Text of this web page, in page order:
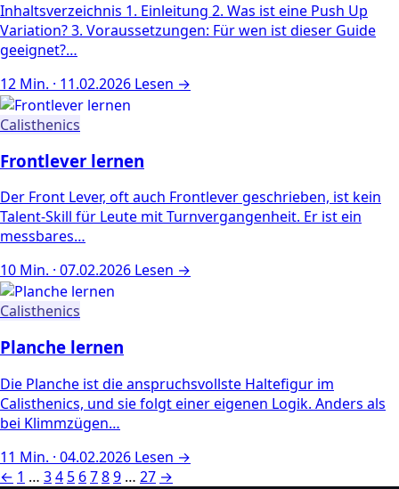
Inhaltsverzeichnis 1. Einleitung 2. Was ist eine Push Up
Variation? 3. Voraussetzungen: Für wen ist dieser Guide
geeignet?…
12 Min. · 11.02.2026 Lesen →
Calisthenics
Frontlever lernen
Der Front Lever, oft auch Frontlever geschrieben, ist kein
Talent-Skill für Leute mit Turnvergangenheit. Er ist ein
messbares…
10 Min. · 07.02.2026 Lesen →
Calisthenics
Planche lernen
Die Planche ist die anspruchsvollste Haltefigur im
Calisthenics, und sie folgt einer eigenen Logik. Anders als
bei Klimmzügen…
11 Min. · 04.02.2026 Lesen →
← 1 … 34 5 6789 … 27 →